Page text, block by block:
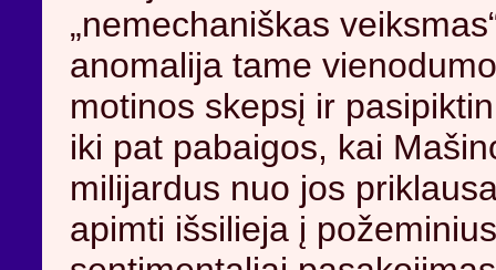
„nemechaniškas
anomalija tame
motinos skepsį ir
iki pat pabaigos, kai
milijardus nuo jos
apimti išsilieja į